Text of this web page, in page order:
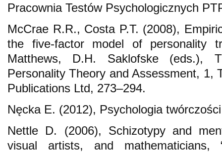
Pracownia Testów Psychologicznych
McCrae R.R., Costa P.T. (2008),
the five-factor model of personality
Matthews, D.H. Saklofske (eds.),
Personality Theory and Assessment, 1,
Publications Ltd, 273–294.
Nęcka E. (2012), Psychologia
Nettle D. (2006), Schizotypy and
visual artists, and